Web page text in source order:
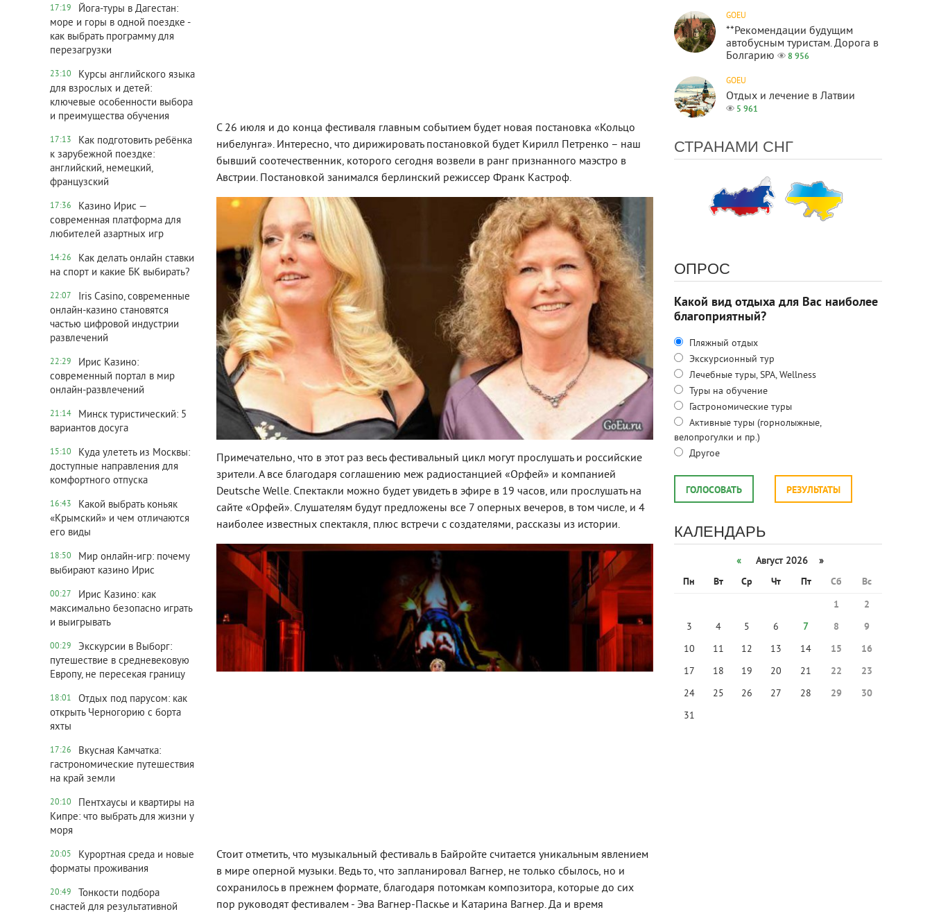
17:19
Йога-туры в Дагестан:
море и горы в одной поездке -
как выбрать программу для
перезагрузки
23:10
Курсы английского языка
для взрослых и детей:
ключевые особенности выбора
и преимущества обучения
17:13
Как подготовить ребёнка
к зарубежной поездке:
английский, немецкий,
французский
17:36
Казино Ирис —
современная платформа для
любителей азартных игр
14:26
Как делать онлайн ставки
на спорт и какие БК выбирать?
22:07
Iris Сasino, современные
онлайн-казино становятся
частью цифровой индустрии
развлечений
22:29
Ирис Казино:
современный портал в мир
онлайн-развлечений
21:14
Минск туристический: 5
вариантов досуга
15:10
Куда улететь из Москвы:
доступные направления для
комфортного отпуска
16:43
Какой выбрать коньяк
«Крымский» и чем отличаются
его виды
18:50
Мир онлайн-игр: почему
выбирают казино Ирис
00:27
Ирис Казино: как
максимально безопасно играть
и выигрывать
00:29
Экскурсии в Выборг:
путешествие в средневековую
Европу, не пересекая границу
18:01
Отдых под парусом: как
открыть Черногорию с борта
яхты
17:26
Вкусная Камчатка:
гастрономические путешествия
на край земли
20:10
Пентхаусы и квартиры на
Кипре: что выбрать для жизни у
моря
20:05
Курортная среда и новые
форматы проживания
20:49
Тонкости подбора
снастей для результативной
С 26 июля и до конца фестиваля главным событием будет новая постановка «Кольцо
нибелунга». Интересно, что дирижировать постановкой будет Кирилл Петренко – наш
бывший соотечественник, которого сегодня возвели в ранг признанного маэстро в
Австрии. Постановкой занимался берлинский режиссер Франк Кастроф.
Примечательно, что в этот раз весь фестивальный цикл могут прослушать и российские
зрители. А все благодаря соглашению меж радиостанцией «Орфей» и компанией
Deutsche Welle. Спектакли можно будет увидеть в эфире в 19 часов, или прослушать на
сайте «Орфей». Слушателям будут предложены все 7 оперных вечеров, в том числе, и 4
наиболее известных спектакля, плюс встречи с создателями, рассказы из истории.
Стоит отметить, что музыкальный фестиваль в Байройте считается уникальным явлением
в мире оперной музыки. Ведь то, что запланировал Вагнер, не только сбылось, но и
сохранилось в прежнем формате, благодаря потомкам композитора, которые до сих
пор руководят фестивалем - Эва Вагнер-Паскье и Катарина Вагнер. Да и время
GOEU
**Рекомендации будущим
автобусным туристам. Дорога в
Болгарию
8 956
GOEU
Отдых и лечение в Латвии
5 961
СТРАНАМИ СНГ
ОПРОС
Какой вид отдыха для Вас наиболее
благоприятный?
Пляжный отдых
Экскурсионный тур
Лечебные туры, SPA, Wellness
Туры на обучение
Гастрономические туры
Активные туры (горнолыжные,
велопрогулки и пр.)
Другое
ГОЛОСОВАТЬ РЕЗУЛЬТАТЫ
КАЛЕНДАРЬ
«
Август 2026 »
Пн
Вт Ср Чт Пт Сб
Вс
1
2
3
4 5 6 7 8
9
10
11 12 13 14 15
16
17
18 19 20 21 22
23
24
25 26 27 28 29
30
31